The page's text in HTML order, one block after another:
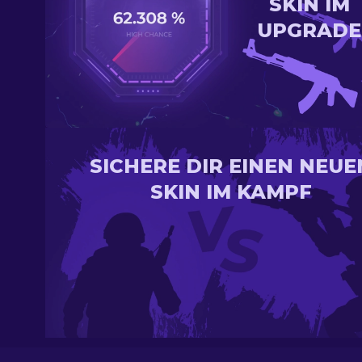
UPGRADE
SICHERE DIR EINEN
SKIN IM KAMPF